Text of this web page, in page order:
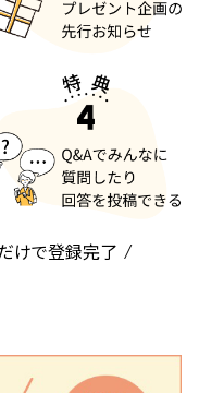
けで登録完了